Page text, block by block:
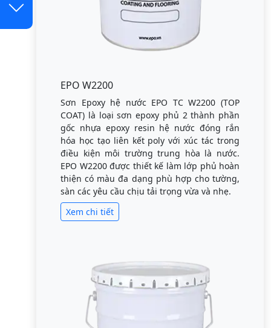
EPO W2200
Sơn Epoxy hệ nước EPO TC W2200 (TOP
COAT) là loại sơn epoxy phủ 2 thành phần
gốc nhựa epoxy resin hệ nước đóng rắn
hóa học tạo liên kết poly với xúc tác trong
điều kiện môi trường trung hòa là nước.
EPO W2200 được thiết kế làm lớp phủ hoàn
thiện có màu đa dạng phù hợp cho tường,
sàn các yêu cầu chịu tải trọng vừa và nhẹ.
Xem chi tiết